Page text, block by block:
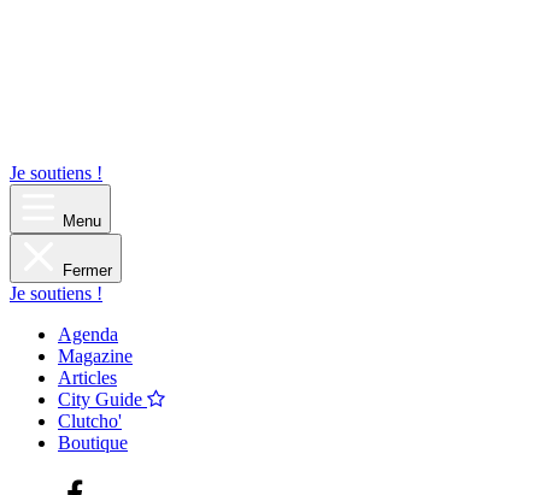
Je soutiens !
Menu
Fermer
Je soutiens !
Agenda
Magazine
Articles
City Guide
Clutcho'
Boutique